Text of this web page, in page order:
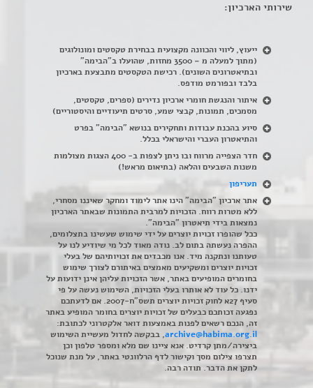
שירותי הארכיון:
ייעוץ, ליווי והכוונה מקצועית בבחירת טקסטים ומונולוגים
(מתוך למעלה מ – 3500 מחזות, שהועלו ב"הבימה"
ובתיאטרונים השונים). רכישת הטקסטים מתבצעת בארכיון
בלבד ובפורמט מודפס.
איתור והנגשת חומרי ארכיון נדירים (ספרים, טקסטים,
מסמכים, תמונות, קבצי שמע, סרטים תיעודיים והיסטוריים)
סיוע בהכנת עבודות ותחקירים בנושא "הבימה" בפרט
והתיאטרון העברי והישראלי בכלל.
חדר הצפייה מרווח ובו ניתן לצפות ב- 400 הצגות מצולמות
משנות השבעים והלאה (בתיאום מראש!)
תעריפון
אתר ארכיון "הבימה" הינו אתר לימוד ומחקר שאיננו מסחרי,
ללא מטרות רווח. הזכויות למרבית התמונות שבאתר הארכיון
נמצאות בידי תיאטרון "הבימה".
ככל שהופרו זכויות יוצרים על ידי שימוש שעשינו בתצלומים,
ההפרה נעשתה בתום לב. נודה מאוד לכל מי שיודיע לנו על
טעותנו ונתקנה מיד. אנו מכבדים את זכויותיהם של בעלי
זכויות יוצרים ומשקיעים מאמצים באיתורם לצורך שימוש
בחומרים המופיעים באתר, אשר הזכויות עליהן אינן ידועות על
ידנו. כל עוד לא אותרו בעלי הזכויות, השימוש נעשה על פי
סעיף 27א לחוק זכויות יוצרים תשס"ח-2007. אם לדעתכם
נפגעה זכותכם כבעלים של זכויות יוצרים בחומר המופיע באתר
זה, הנכם רשאים לפנות באמצעות דואר אלקטרוני לכתובת:
archive@habima.org.il, בבקשה לחדול מעשיית השימוש
ביצירה/מתן קרדיט. אנא ציינו שם מלא ומספר טלפון וכן
תצרפו צילום מסך וקישור לדף הרלוונטי באתר, על מנת שנוכל
לתקן את הדבר. תודה רבה.